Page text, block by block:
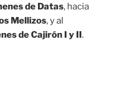
de Datas, hacia
Mellizos, y al
de Cajirón I y II.